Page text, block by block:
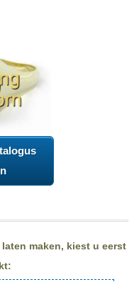
maken, kiest u eerst